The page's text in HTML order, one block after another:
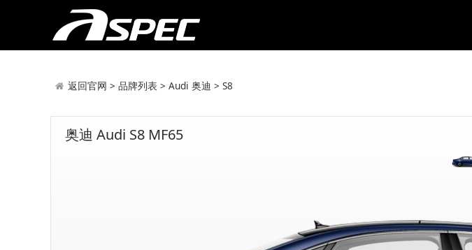
返回官网 > 品牌列表 > Audi 奥迪 > S8
奥迪 Audi S8 MF65